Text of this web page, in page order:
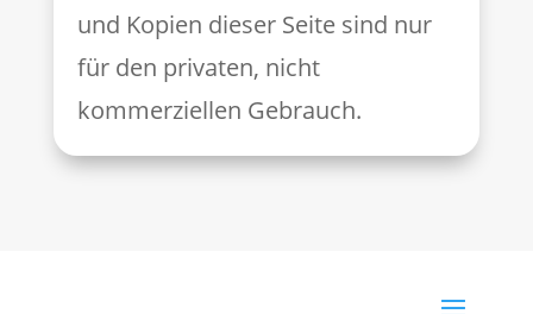
und Kopien dieser Seite sind nur
für den privaten, nicht
kommerziellen Gebrauch.